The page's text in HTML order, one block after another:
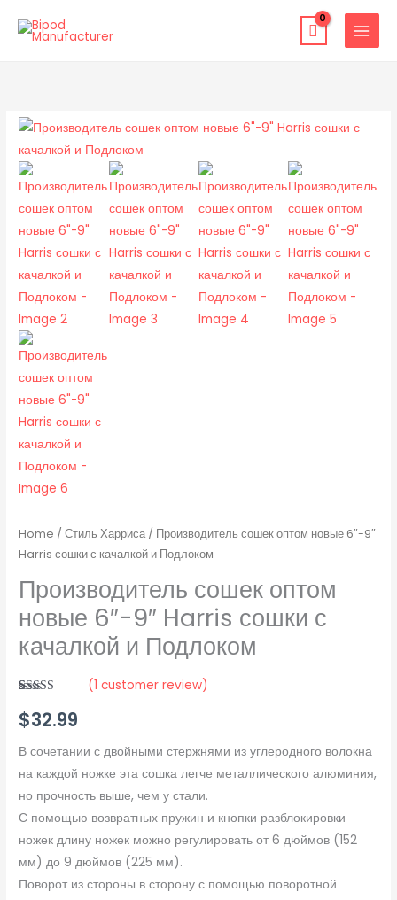
Home /Стиль Харриса / Производитель сошек оптом новые 6″-9″
Harris сошки с качалкой и Подлоком
Производитель сошек оптом
новые 6″-9″ Harris сошки с
качалкой и Подлоком
out of 5
based on
rating
(1 customer review)
$32.99
В сочетании с двойными стержнями из углеродного волокна
на каждой ножке эта сошка легче металлического алюминия,
но прочность выше, чем у стали.
С помощью возвратных пружин и кнопки разблокировки
ножек длину ножек можно регулировать от 6 дюймов (152
мм) до 9 дюймов (225 мм).
Поворот из стороны в сторону с помощью поворотной
Производитель
сошек
оптом
новые
6"-9"
Harris
сошки
с
качалкой
и
Подлоком